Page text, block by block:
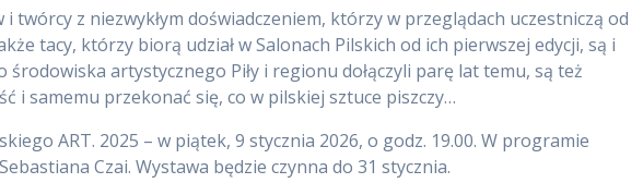
twórcy z niezwykłym doświadczeniem, którzy w przeglądach uczestniczą od
tacy, którzy biorą udział w Salonach Pilskich od ich pierwszej edycji, są i
środowiska artystycznego Piły i regionu dołączyli parę lat temu, są też
i samemu przekonać się, co w pilskiej sztuce piszczy…
ART. 2025 – w piątek, 9 stycznia 2026, o godz. 19.00. W programie
Czai. Wystawa będzie czynna do 31 stycznia.